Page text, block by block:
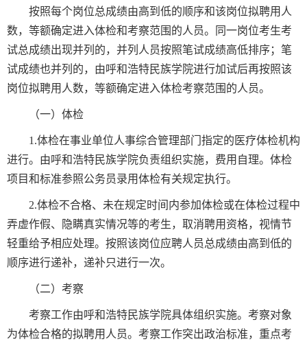
按照每个岗位总成绩由高到低的顺序和该岗位拟聘用人
数，等额确定进入体检和考察范围的人员。同一岗位考生考
试总成绩出现并列的，并列人员按照笔试成绩高低排序；笔
试成绩也并列的，由呼和浩特民族学院进行加试后再按照该
岗位拟聘用人数，等额确定进入体检考察范围的人员。
（一）体检
1.体检在事业单位人事综合管理部门指定的医疗体检机构
进行。由呼和浩特民族学院负责组织实施，费用自理。体检
项目和标准参照公务员录用体检有关规定执行。
2.体检不合格、未在规定时间内参加体检或在体检过程中
弄虚作假、隐瞒真实情况等的考生，取消聘用资格，视情节
轻重给予相应处理。按照该岗位应聘人员总成绩由高到低的
顺序进行递补，递补只进行一次。
（二）考察
考察工作由呼和浩特民族学院具体组织实施。考察对象
为体检合格的拟聘用人员。考察工作突出政治标准，重点考